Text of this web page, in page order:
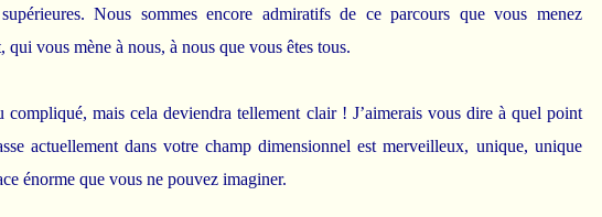
Nous sommes encore admiratifs de ce parcours que vous menez
qui vous mène à nous, à nous que vous êtes tous.
compliqué, mais cela deviendra tellement clair ! J’aimerais vous dire à quel point
actuellement dans votre champ dimensionnel est merveilleux, unique, unique
énorme que vous ne pouvez imaginer.